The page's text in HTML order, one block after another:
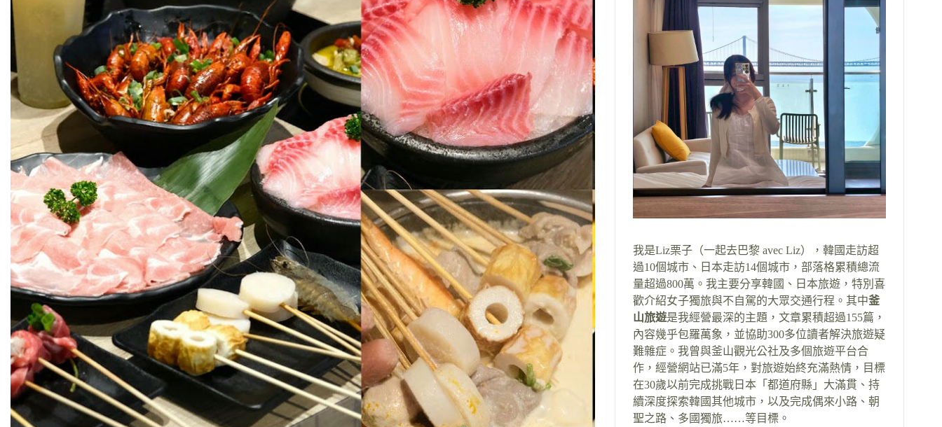
我是Liz栗子（一起去巴黎 avec Liz），韓國走訪超
過10個城市、日本走訪14個城市，部落格累積總流
量超過800萬。我主要分享韓國、日本旅遊，特別喜
歡介紹女子獨旅與不自駕的大眾交通行程。其中釜
山旅遊是我經營最深的主題，文章累積超過155篇，
內容幾乎包羅萬象，並協助300多位讀者解決旅遊疑
難雜症。我曾與釜山觀光公社及多個旅遊平台合
作，經營網站已滿5年，對旅遊始終充滿熱情，目標
在30歲以前完成挑戰日本「都道府縣」大滿貫、持
續深度探索韓國其他城市，以及完成偶來小路、朝
聖之路、多國獨旅……等目標。